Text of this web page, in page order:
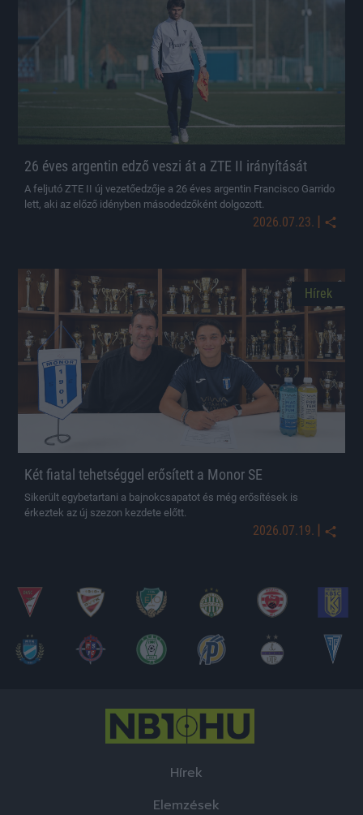
26 éves argentin edző veszi át a ZTE II irányítását
A feljutó ZTE II új vezetőedzője a 26 éves argentin Francisco Garrido
lett, aki az előző idényben másodedzőként dolgozott.
2026.07.23. |
Hírek
Két fiatal tehetséggel erősített a Monor SE
Sikerült egybetartani a bajnokcsapatot és még erősítések is
érkeztek az új szezon kezdete előtt.
2026.07.19. |
Hírek
Elemzések